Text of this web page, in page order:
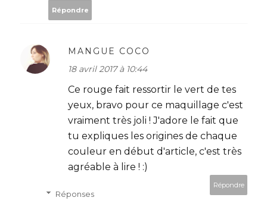
Répondre
MANGUE COCO
18 avril 2017 à 10:44
Ce rouge fait ressortir le vert de tes
yeux, bravo pour ce maquillage c'est
vraiment très joli ! J'adore le fait que
tu expliques les origines de chaque
couleur en début d'article, c'est très
agréable à lire ! :)
Répondre
Réponses